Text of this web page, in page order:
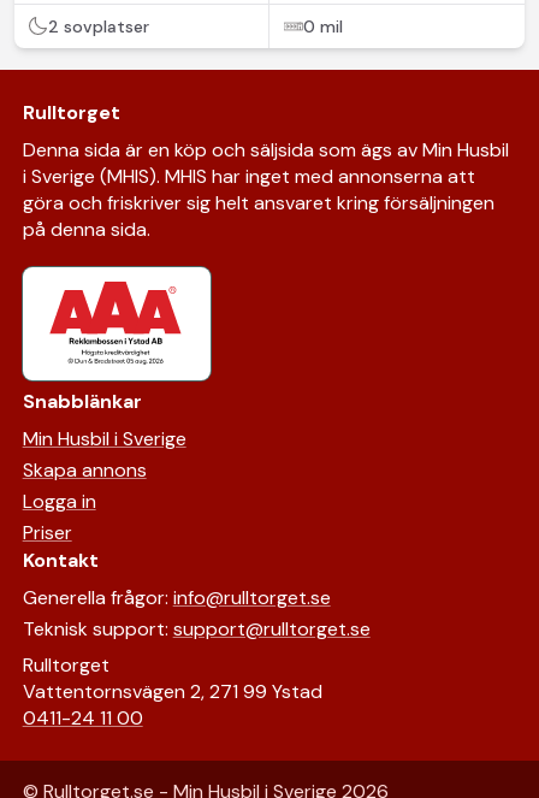
2 sovplatser 0 mil
Rulltorget
Denna sida är en köp och säljsida som ägs av Min Husbil
i Sverige (MHIS). MHIS har inget med annonserna att
göra och friskriver sig helt ansvaret kring försäljningen
på denna sida.
Snabblänkar
Min Husbil i Sverige
Skapa annons
Logga in
Priser
Kontakt
Generella frågor: info@rulltorget.se
Teknisk support: support@rulltorget.se
Rulltorget
Vattentornsvägen 2, 271 99 Ystad
0411-24 11 00
© Rulltorget.se - Min Husbil i Sverige 2026